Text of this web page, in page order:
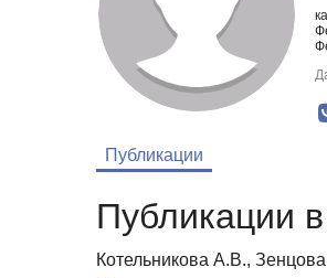
Публикации
Публикации
Котельникова А.В.,